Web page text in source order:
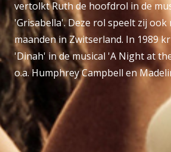
vertolkt Ruth de hoofdrol in de
'Grisabella'. Deze rol speelt zij ook
maanden in Zwitserland. In 1989
'Dinah' in de musical 'A Night at
o.a. Humphrey Campbell en